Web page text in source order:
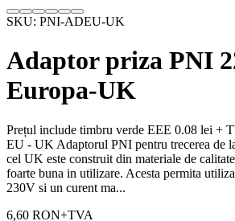
SKU: PNI-ADEU-UK
Adaptor priza PNI
Europa-UK
Prețul include timbru verde EEE 0.08 lei +
EU - UK Adaptorul PNI pentru trecerea de
cel UK este construit din materiale de
foarte buna in utilizare. Acesta permita
230V si un curent ma...
6,60 RON+TVA